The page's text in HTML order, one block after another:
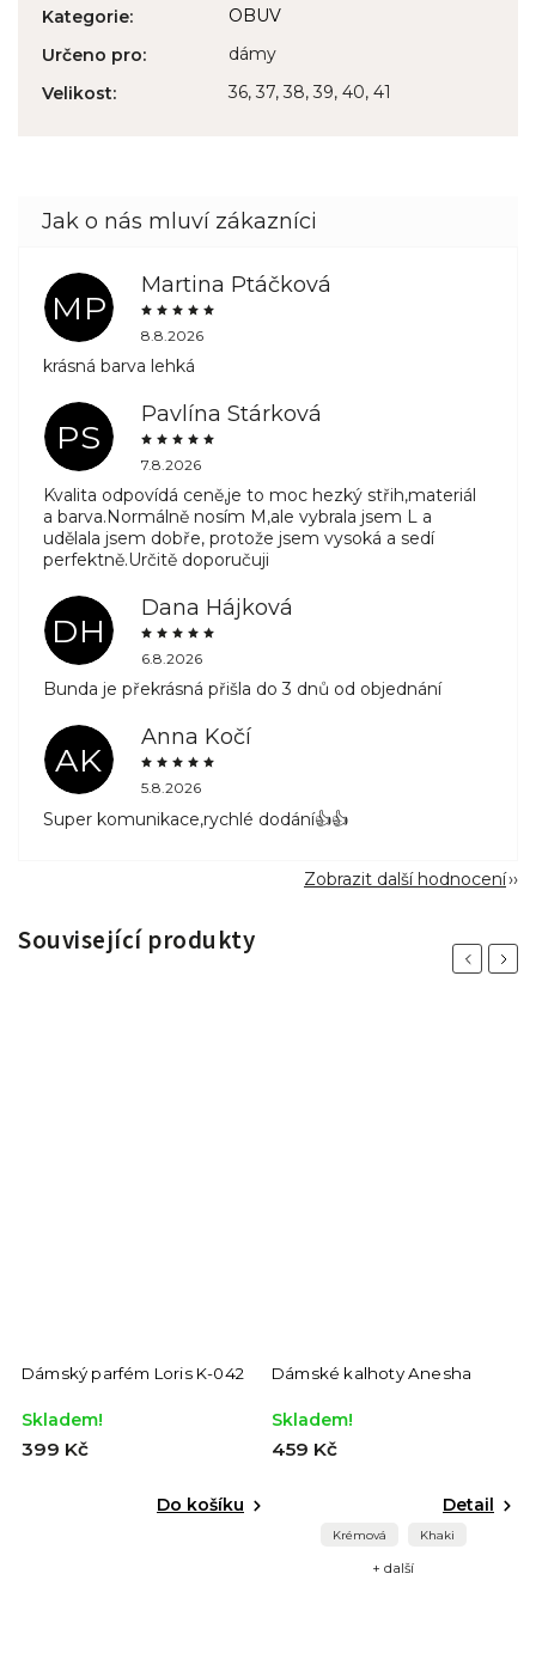
Kategorie:
OBUV
Určeno pro:
dámy
Velikost: 36, 37, 38, 39, 40, 41
MP
Martina Ptáčková
8.8.2026
krásná barva lehká
PS
Pavlína Stárková
7.8.2026
Kvalita odpovídá ceně,je to moc hezký střih,materiál
a barva.Normálně nosím M,ale vybrala jsem L a
udělala jsem dobře, protože jsem vysoká a sedí
perfektně.Určitě doporučuji
DH
Dana Hájková
6.8.2026
Bunda je překrásná přišla do 3 dnů od objednání
AK
Anna Kočí
5.8.2026
Super komunikace,rychlé dodání👍👍
Zobrazit další hodnocení
Související produkty
Previous
Dámský parfém Loris K-042
Skladem!
399 Kč
Do košíku
Dámské kalhoty Anesha
Skladem!
459 Kč
Detail
Krémová Khaki
+ další
Next